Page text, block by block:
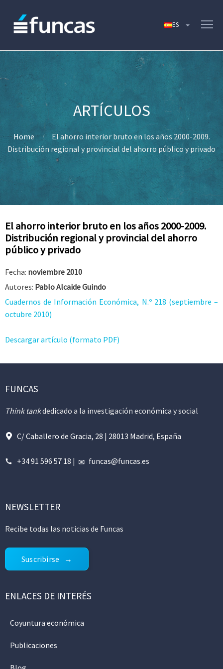
Home
El ahorro interior bruto en los años 2000-2009.
Distribución regional y provincial del ahorro público y privado
El ahorro interior bruto en los años 2000-2009.
Distribución regional y provincial del ahorro
público y privado
Fecha: noviembre 2010
Autores: Pablo Alcaide Guindo
Cuadernos de Información Económica, N.º 218 (septiembre –
octubre 2010)
Descargar artículo (formato PDF)
FUNCAS
Think tankdedicado a la investigación económica y social
C/ Caballero de Gracia, 28 | 28013 Madrid, España
+34 91 596 57 18 | funcas@funcas.es
NEWSLETTER
Recibe todas las noticias de Funcas
Suscribirse
ENLACES DE INTERÉS
Coyuntura económica
Publicaciones